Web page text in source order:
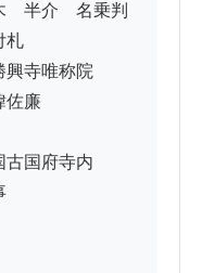
介　名乗判
称院
国府寺内